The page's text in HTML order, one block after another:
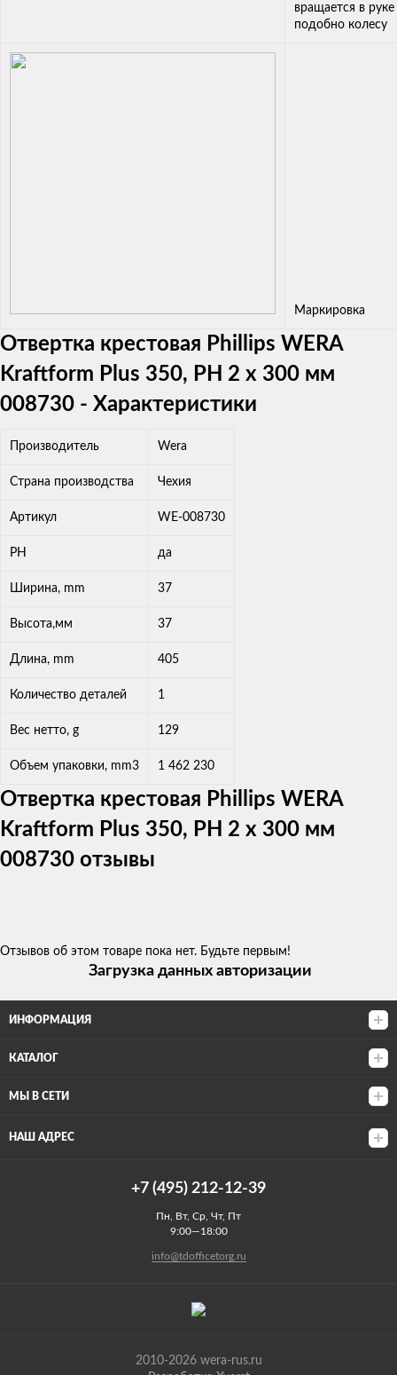
вращается в руке
подобно колесу
Маркировка
Отвертка крестовая Phillips WERA
Kraftform Plus 350, PH 2 x 300 мм
008730 - Характеристики
Производитель Wera
Страна производства Чехия
Артикул WE-008730
PH да
Ширина, mm 37
Высота,мм 37
Длина, mm 405
Количество деталей 1
Вес нетто, g 129
Объем упаковки, mm3 1 462 230
Отвертка крестовая Phillips WERA
Kraftform Plus 350, PH 2 x 300 мм
008730 отзывы
Отзывов об этом товаре пока нет. Будьте первым!
Загрузка данных авторизации
ИНФОРМАЦИЯ
КАТАЛОГ
МЫ В СЕТИ
НАШ АДРЕС
+7 (495) 212-12-39
Пн, Вт, Ср, Чт, Пт
9:00—18:00
info@tdofficetorg.ru
2010-2026 wera-rus.ru